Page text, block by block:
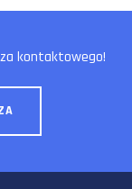
kontaktowego!